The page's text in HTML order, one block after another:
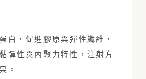
白，促進膠原與彈性纖維，
彈性與內聚力特性，注射方
。